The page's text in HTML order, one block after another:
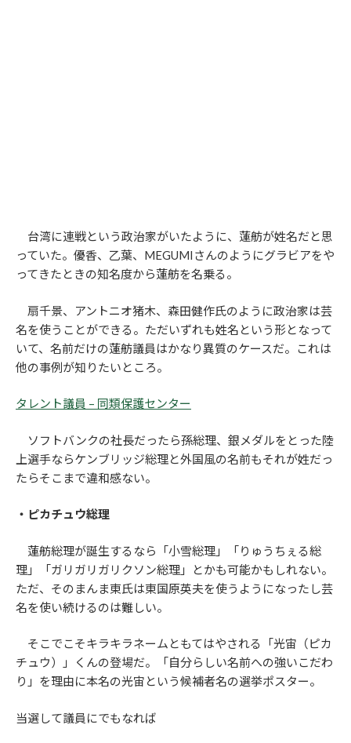
台湾に連戦という政治家がいたように、蓮舫が姓名だと思
っていた。優香、乙葉、MEGUMIさんのようにグラビアをや
ってきたときの知名度から蓮舫を名乗る。
扇千景、アントニオ猪木、森田健作氏のように政治家は芸
名を使うことができる。ただいずれも姓名という形となって
いて、名前だけの蓮舫議員はかなり異質のケースだ。これは
他の事例が知りたいところ。
タレント議員 – 同類保護センター
ソフトバンクの社長だったら孫総理、銀メダルをとった陸
上選手ならケンブリッジ総理と外国風の名前もそれが姓だっ
たらそこまで違和感ない。
・ピカチュウ総理
蓮舫総理が誕生するなら「小雪総理」「りゅうちぇる総
理」「ガリガリガリクソン総理」とかも可能かもしれない。
ただ、そのまんま東氏は東国原英夫を使うようになったし芸
名を使い続けるのは難しい。
そこでこそキラキラネームともてはやされる「光宙（ピカ
チュウ）」くんの登場だ。「自分らしい名前への強いこだわ
り」を理由に本名の光宙という候補者名の選挙ポスター。
当選して議員にでもなれば